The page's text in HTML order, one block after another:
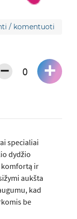
/ komentuoti
− +
specialiai
dydžio
komfortą ir
aukšta
kad
be